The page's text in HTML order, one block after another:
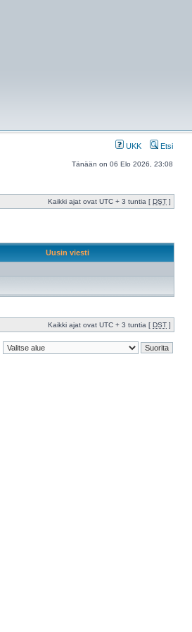
UKK Etsi
Tänään on 06 Elo 2026, 23:08
Kaikki ajat ovat UTC + 3 tuntia [ DST ]
Uusin viesti
Kaikki ajat ovat UTC + 3 tuntia [ DST ]